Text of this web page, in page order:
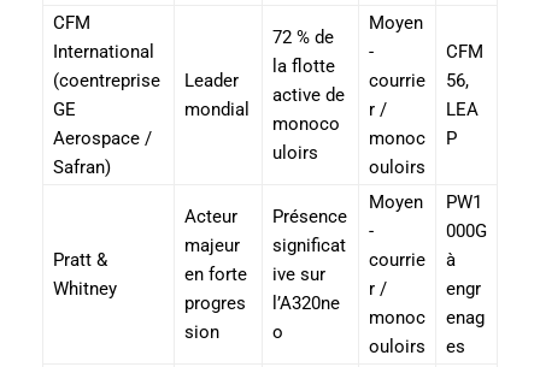
CFM
International
(coentreprise
GE
Aerospace /
Safran)
Leader
mondial
72 % de
la flotte
active de
monoco
uloirs
Moyen
-
courrie
r /
monoc
ouloirs
CFM
56,
LEA
P
Pratt &
Whitney
Acteur
majeur
en forte
progres
sion
Présence
significat
ive sur
l’A320ne
o
Moyen
-
courrie
r /
monoc
ouloirs
PW1
000G
à
engr
enag
es